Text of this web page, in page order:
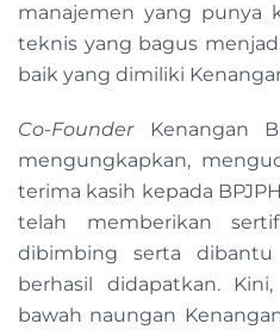
manajemen yang
teknis yang bagus
baik yang dimiliki
Co-FounderKenangan
mengungkapkan,
terima kasih kepada
telah memberikan
dibimbing serta
berhasil didapatkan.
bawah naungan